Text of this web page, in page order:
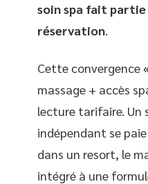
soin spa fait partie
réservation.
Cette convergence
massage + accès
lecture tarifaire. Un
indépendant se
dans un resort, le
intégré à une